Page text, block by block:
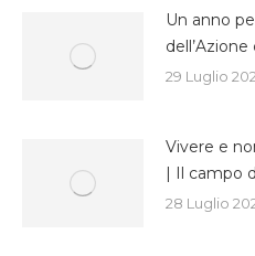
Un anno
29 Luglio
Vivere e
| Il campo
28 Luglio